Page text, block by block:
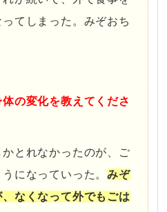
てしまった。みぞおち
の変化を教えてくださ
とれなかったのが、ご
になっていった。みぞ
なくなって外でもごは